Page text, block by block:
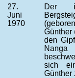
27.
Juni
1970
Der
Günther
den
sich
Günther